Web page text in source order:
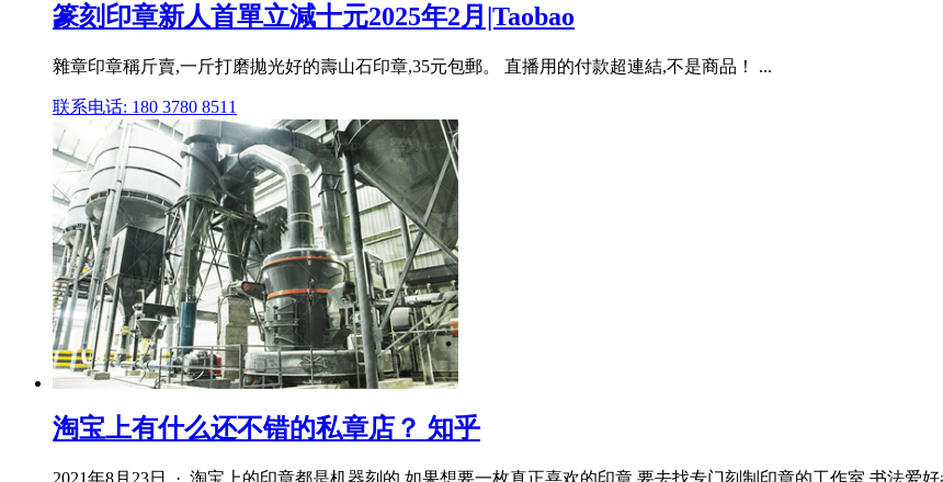
篆刻印章新人首單立減十元2025年2月|Taobao
雜章印章稱斤賣,一斤打磨拋光好的壽山石印章,35元包郵。 直播用的付款超連結,不是商品！ ...
联系电话: 180 3780 8511
淘宝上有什么还不错的私章店？ 知乎
2021年8月23日 · 淘宝上的印章都是机器刻的,如果想要一枚真正喜欢的印章,要去找专门刻制印章的工作室,书法爱